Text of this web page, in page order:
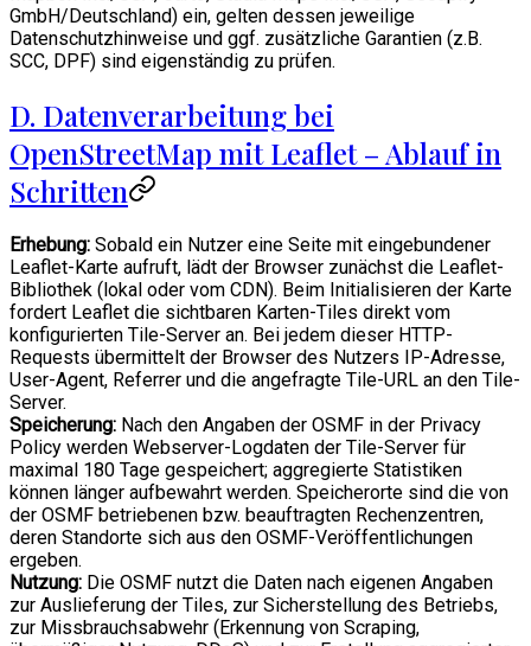
GmbH/Deutschland) ein, gelten dessen jeweilige
Datenschutzhinweise und ggf. zusätzliche Garantien (z.B.
SCC, DPF) sind eigenständig zu prüfen.
D. Datenverarbeitung bei
OpenStreetMap mit Leaflet – Ablauf in
Schritten
Erhebung: Sobald ein Nutzer eine Seite mit eingebundener
Leaflet-Karte aufruft, lädt der Browser zunächst die Leaflet-
Bibliothek (lokal oder vom CDN). Beim Initialisieren der Karte
fordert Leaflet die sichtbaren Karten-Tiles direkt vom
konfigurierten Tile-Server an. Bei jedem dieser HTTP-
Requests übermittelt der Browser des Nutzers IP-Adresse,
User-Agent, Referrer und die angefragte Tile-URL an den Tile-
Server.
Speicherung: Nach den Angaben der OSMF in der Privacy
Policy werden Webserver-Logdaten der Tile-Server für
maximal 180 Tage gespeichert; aggregierte Statistiken
können länger aufbewahrt werden. Speicherorte sind die von
der OSMF betriebenen bzw. beauftragten Rechenzentren,
deren Standorte sich aus den OSMF-Veröffentlichungen
ergeben.
Nutzung: Die OSMF nutzt die Daten nach eigenen Angaben
zur Auslieferung der Tiles, zur Sicherstellung des Betriebs,
zur Missbrauchsabwehr (Erkennung von Scraping,